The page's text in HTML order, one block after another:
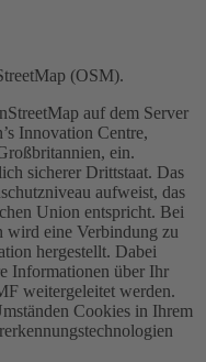
(OSM).
auf dem Server
Innovation Centre,
ein.
sicherer Drittstaat. Das
aufweist, das
Union entspricht. Bei
wird eine Verbindung zu
hergestellt. Dabei
Informationen über Ihr
weitergeleitet werden.
Cookies in Ihrem